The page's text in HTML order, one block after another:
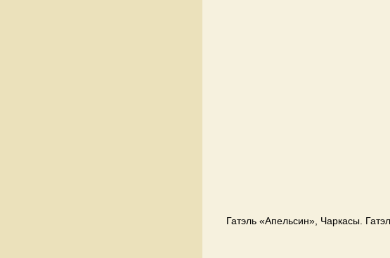
Гатэль «Апельсин», Чаркасы.